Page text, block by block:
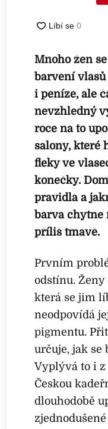
Mnoho žen
barvení vlasů
i peníze, ale
nevzhledný
roce na to
salony, které
fleky ve
konečky.
pravidla a
barva chytne
příliš tmavě.
Prvním
odstínu. Ženy
která se jim
neodpovídá
pigmentu.
určuje, jak se
Vyplývá to i
Českou
dlouhodobě